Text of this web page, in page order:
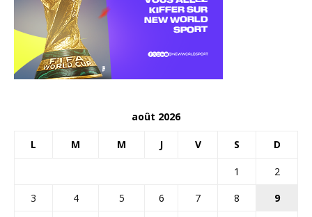
août 2026
L M M J V S D
1
2
3
4 5 6 7 8
9